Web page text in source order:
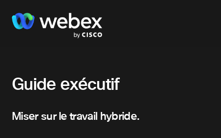
Guide exécutif
Miser sur le travail hybride.